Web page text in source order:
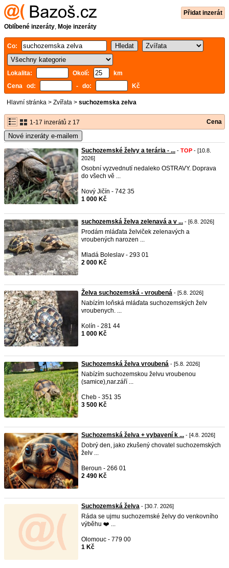
Přidat inzerát
Oblíbené inzeráty, Moje inzeráty
Co:
Lokalita: Okolí:
km
Cena od:
- do: Kč
Hlavní stránka > Zvířata > suchozemska zelva
1-17 inzerátů z 17 Cena
Nové inzeráty e-mailem
Suchozemské želvy a terária - ... - TOP - [10.8.
2026]
Osobní vyzvednutí nedaleko OSTRAVY. Doprava
do všech vě ...
Nový Jičín - 742 35
1 000 Kč
suchozemská želva zelenavá a v ... - [6.8. 2026]
Prodám mláďata želviček zelenavých a
vroubených narozen ...
Mladá Boleslav - 293 01
2 000 Kč
Želva suchozemská - vroubená - [5.8. 2026]
Nabízím loňská mláďata suchozemských želv
vroubenych. ...
Kolín - 281 44
1 000 Kč
Suchozemská želva vroubená - [5.8. 2026]
Nabízím suchozemskou želvu vroubenou
(samice),nar.září ...
Cheb - 351 35
3 500 Kč
Suchozemská želva + vybavení k ... - [4.8. 2026]
Dobrý den, jako zkušený chovatel suchozemských
želv ...
Beroun - 266 01
2 490 Kč
Suchozemská želva - [30.7. 2026]
Ráda se ujmu suchozemské želvy do venkovního
výběhu ❤️ ...
Olomouc - 779 00
1 Kč